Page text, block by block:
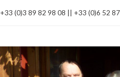
+33 (0)3 89 82 98 08 || +33 (0)6 52